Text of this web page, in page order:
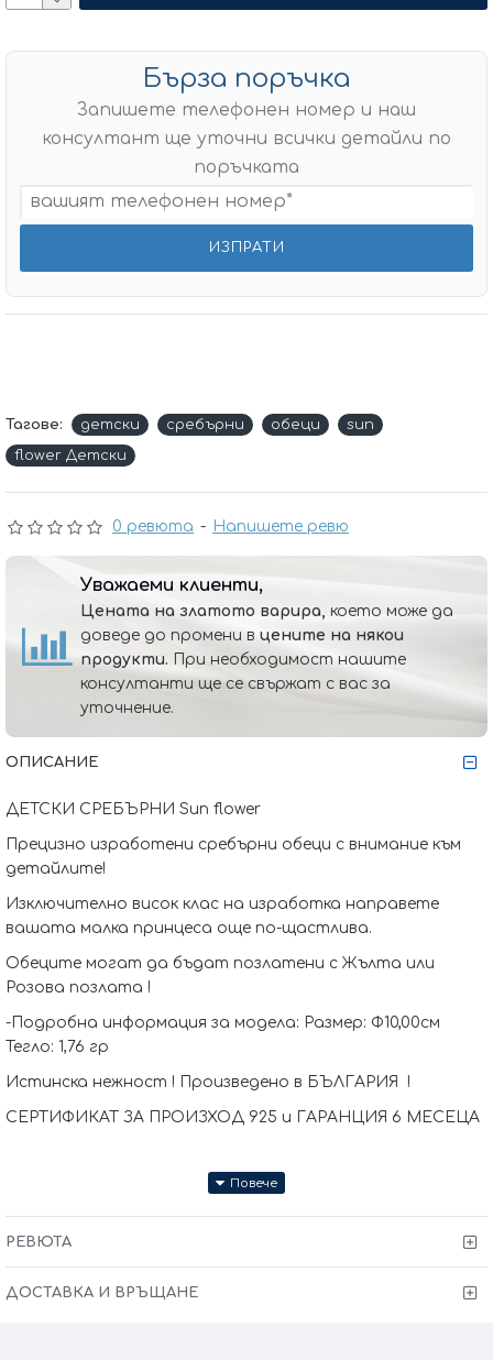
0 ревюта - Напишете ревю
Бърза поръчка
Запишете телефонен номер и наш
консултант ще уточни всички детайли по
поръчката
Тагове: детски сребърни обеци
sun
flower Детски
Уважаеми клиенти,
Цената на златото варира, което може да
доведе до промени в цените на някои
продукти. При необходимост нашите
консултанти ще се свържат с вас за
уточнение.
ОПИСАНИЕ
ДЕТСКИ СРЕБЪРНИ Sun flower
Прецизно изработени сребърни обеци с внимание към
детайлите!
Изключително висок клас на изработка направете
вашата малка принцеса още по-щастлива.
Обеците могат да бъдат позлатени с Жълта или
Розова позлата !
-Подробна информация за модела: Размер: Ф10,00см
Тегло: 1,76 гр
Истинска нежност ! Произведено в БЪЛГАРИЯ !
СЕРТИФИКАТ ЗА ПРОИЗХОД 925 и ГАРАНЦИЯ 6 МЕСЕЦА
РЕВЮТА
ДОСТАВКА И ВРЪЩАНЕ